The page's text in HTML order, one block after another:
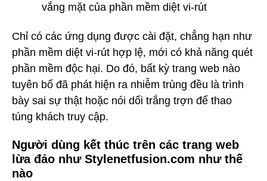
vắng mặt của phần mềm diệt vi-rút
Chỉ có các ứng dụng được cài đặt, chẳng hạn như
phần mềm diệt vi-rút hợp lệ, mới có khả năng quét
phần mềm độc hại. Do đó, bất kỳ trang web nào
tuyên bố đã phát hiện ra nhiễm trùng đều là trình
bày sai sự thật hoặc nói dối trắng trợn để thao
túng khách truy cập.
Người dùng kết thúc trên các trang web
lừa đảo như Stylenetfusion.com như thế
nào